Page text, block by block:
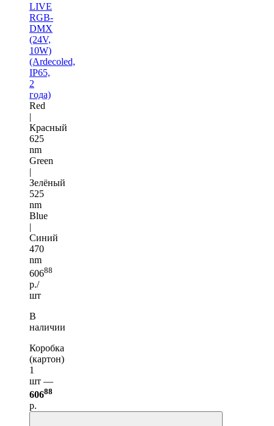
LIVE
RGB-
DMX
(24V,
10W)
(Ardecoled,
IP65,
2
года)
Red
|
Красный
625
nm
Green
|
Зелёный
525
nm
Blue
|
Синий
470
nm
60688
р./
шт
В
наличии
Коробка
(картон)
1
шт —
60688
р.